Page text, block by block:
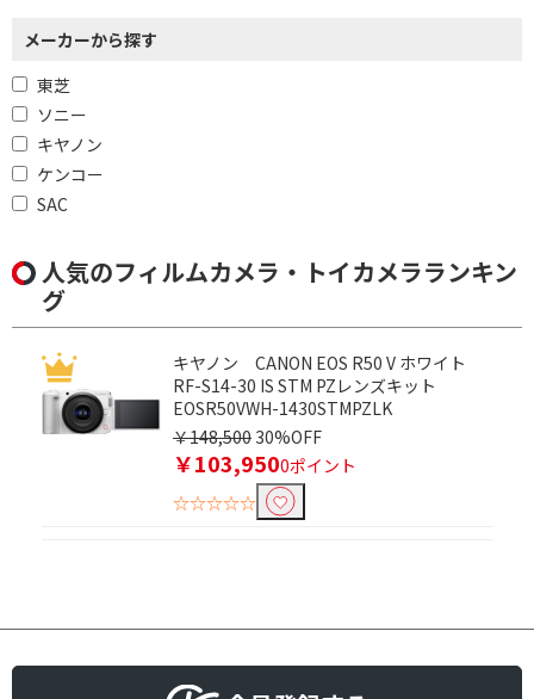
メーカーから探す
東芝
ソニー
キヤノン
ケンコー
SAC
人気のフィルムカメラ・トイカメラランキン
グ
キヤノン CANON EOS R50 V ホワイト
RF-S14-30 IS STM PZレンズキット
EOSR50VWH-1430STMPZLK
￥148,500 30%OFF
￥103,9500ポイント
☆☆☆☆☆